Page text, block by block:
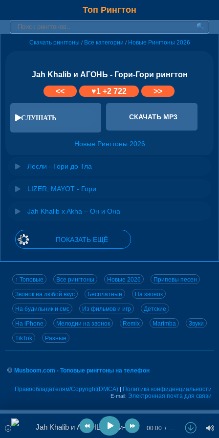
Топ Рингтон
Скачать рингтоны / Все категории / Новые Рингтоны 2026
Jah Khalib и АГОНЬ - Гори-Гори рингтон
<<
♥1 +2 722 >>
СЛУШАТЬ СКАЧАТЬ MP3
Новые Рингтоны 2026
Лесли - Гори до Тла
LIZER, MAYOT - Гори
Jah Khalib x Akha – Он и Она
ПОКАЗАТЬ ЕЩЁ
↑ Топовые Все рингтоны Новые 2026 Припевы песен
Звонок на любой вкус Бесплатные На звонок
На будильник и смс Из фильмов и игр Детские
На iPhone Мелодии на звонок Remix Marimba Звуки
TikTok Разные
© Musboom.com - Топовые рингтоны на телефон
Правообладателям/Copyright(DMCA) | Политика конфиденциальности
E-mail: Электронная почта для связи
Jah Khalib и АГОНЬ - Гори-Гори 00:00 …